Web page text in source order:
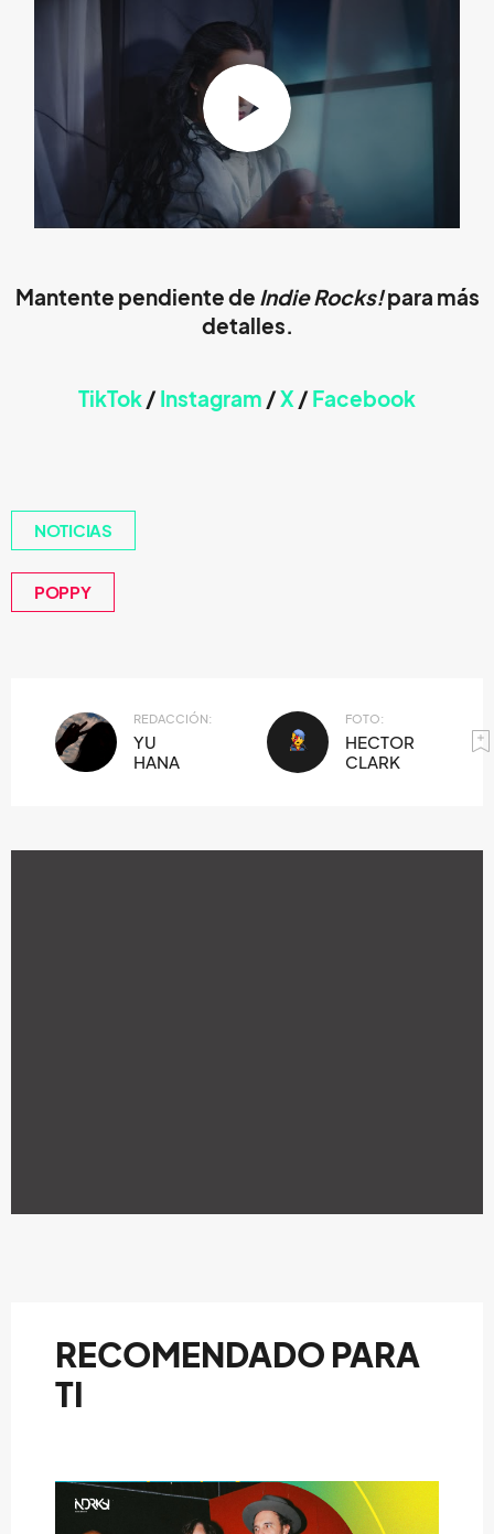
Mantente pendiente de Indie Rocks!para más
detalles.
TikTok/Instagram /X /Facebook
NOTICIAS
POPPY
REDACCIÓN:
YU
HANA
FOTO:
HECTOR
CLARK
RECOMENDADO PARA
TI